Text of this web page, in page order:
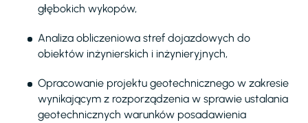
głębokich wykopów,
Analiza obliczeniowa stref dojazdowych do
obiektów inżynierskich i inżynieryjnych,
Opracowanie projektu geotechnicznego w zakresie
wynikającym z rozporządzenia w sprawie ustalania
geotechnicznych warunków posadawienia